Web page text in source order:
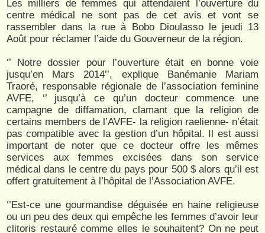
Les milliers de femmes qui attendaient l’ouverture du
centre médical ne sont pas de cet avis et vont se
rassembler dans la rue à Bobo Dioulasso le jeudi 13
Août pour réclamer l’aide du Gouverneur de la région.
‘’ Notre dossier pour l’ouverture était en bonne voie
jusqu’en Mars 2014’’, explique Banémanie Mariam
Traoré, responsable régionale de l’association feminine
AVFE, ‘’ jusqu’à ce qu’un docteur commence une
campagne de diffamation, clamant que la religion de
certains members de l’AVFE- la religion raelienne- n’était
pas compatible avec la gestion d’un hôpital. Il est aussi
important de noter que ce docteur offre les mêmes
services aux femmes excisées dans son service
médical dans le centre du pays pour 500 $ alors qu’il est
offert gratuitement à l’hôpital de l’Association AVFE.
‘’Est-ce une gourmandise déguisée en haine religieuse
ou un peu des deux qui empêche les femmes d’avoir leur
clitoris restauré comme elles le souhaitent? On ne peut